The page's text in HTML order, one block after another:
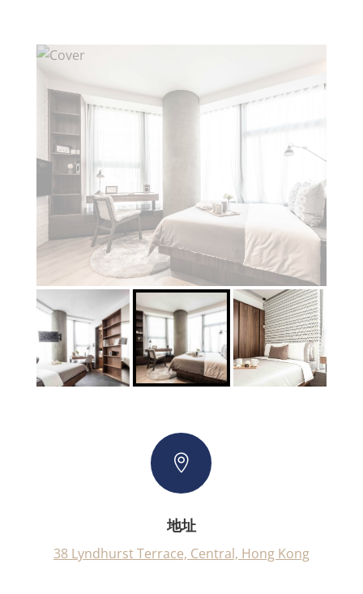

地址
38 Lyndhurst Terrace, Central, Hong Kong